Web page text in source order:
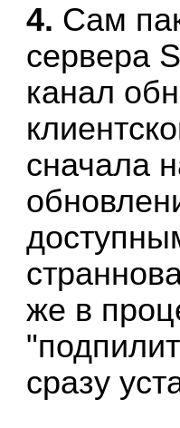
4. Сам
сервера
канал
сначала
же в
сразу